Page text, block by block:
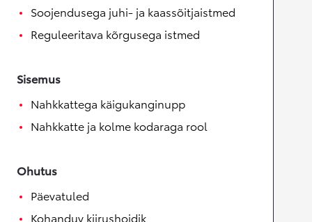
Soojendusega juhi- ja kaassõitjaistmed
Reguleeritava kõrgusega istmed
Sisemus
Nahkkattega käigukanginupp
Nahkkatte ja kolme kodaraga rool
Ohutus
Päevatuled
Kohanduv kiirushoidik